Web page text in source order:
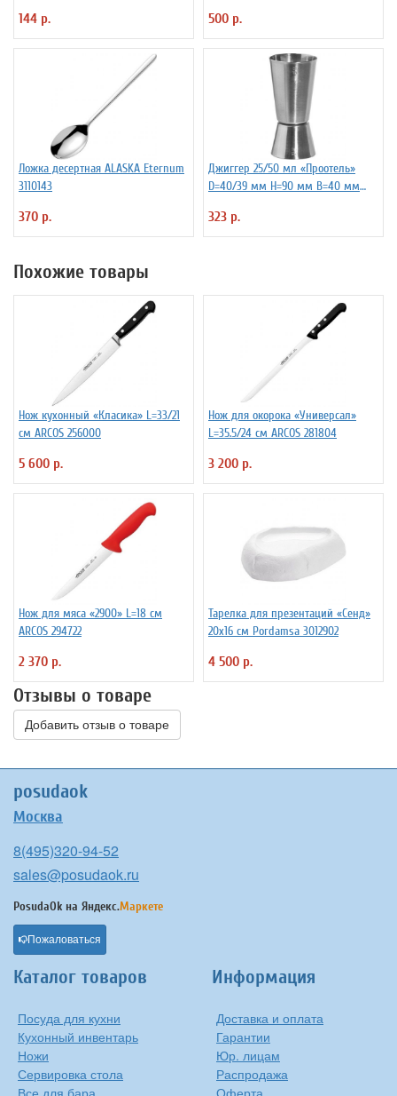
144 р. 500 р.
Ложка десертная ALASKA Eternum
3110143
370 р.
Джиггер 25/50 мл «Проотель»
D=40/39 мм H=90 мм B=40 мм
323 р.
Похожие товары
Нож кухонный «Класика» L=33/21
см ARCOS 256000
5 600 р.
Нож для окорока «Универсал»
L=35.5/24 см ARCOS 281804
3 200 р.
Нож для мяса «2900» L=18 см
ARCOS 294722
2 370 р.
Тарелка для презентаций «Сенд»
20х16 см Pordamsa 3012902
4 500 р.
Отзывы о товаре
Добавить отзыв о товаре
posudaok
Москва
8(495)320-94-52
sales@posudaok.ru
PosudaOk на Яндекс.Маркете
Пожаловаться
Каталог товаров
Посуда для кухни
Кухонный инвентарь
Ножи
Сервировка стола
Все для бара
Информация
Доставка и оплата
Гарантии
Юр. лицам
Распродажа
Оферта